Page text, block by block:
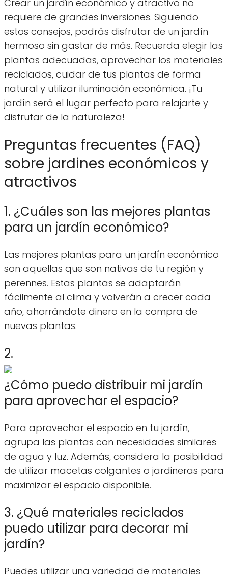
Crear un jardín económico y atractivo no
requiere de grandes inversiones. Siguiendo
estos consejos, podrás disfrutar de un jardín
hermoso sin gastar de más. Recuerda elegir las
plantas adecuadas, aprovechar los materiales
reciclados, cuidar de tus plantas de forma
natural y utilizar iluminación económica. ¡Tu
jardín será el lugar perfecto para relajarte y
disfrutar de la naturaleza!
Preguntas frecuentes (FAQ)
sobre jardines económicos y
atractivos
1. ¿Cuáles son las mejores plantas
para un jardín económico?
Las mejores plantas para un jardín económico
son aquellas que son nativas de tu región y
perennes. Estas plantas se adaptarán
fácilmente al clima y volverán a crecer cada
año, ahorrándote dinero en la compra de
nuevas plantas.
2.
¿Cómo puedo distribuir mi jardín
para aprovechar el espacio?
Para aprovechar el espacio en tu jardín,
agrupa las plantas con necesidades similares
de agua y luz. Además, considera la posibilidad
de utilizar macetas colgantes o jardineras para
maximizar el espacio disponible.
3. ¿Qué materiales reciclados
puedo utilizar para decorar mi
jardín?
Puedes utilizar una variedad de materiales